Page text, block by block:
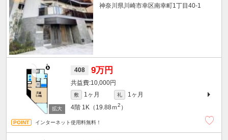
神奈川県川崎市幸区南幸町1丁目40-1
408 9万円
10,000円
敷 1ヶ月 礼
1ヶ月
4階 1K（19.88ｍ2 ）
インターネット使用料無料！